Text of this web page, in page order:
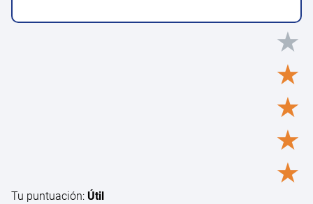
★
★
★
★
★
Tu puntuación: Útil